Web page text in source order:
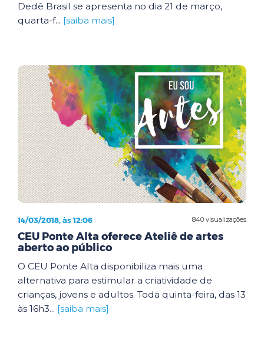
Dedê Brasil se apresenta no dia 21 de março,
quarta-f... [saiba mais]
840 visualizações
14/03/2018, às 12:06
CEU Ponte Alta oferece Ateliê de artes
aberto ao público
O CEU Ponte Alta disponibiliza mais uma
alternativa para estimular a criatividade de
crianças, jovens e adultos. Toda quinta-feira, das 13
às 16h3... [saiba mais]